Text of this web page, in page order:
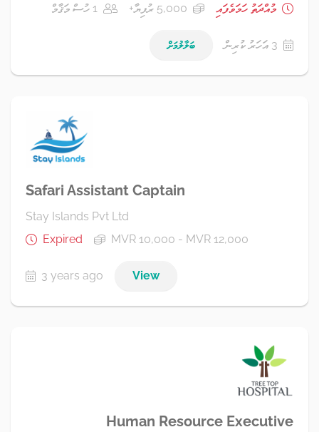
މުއްދަތު ހަމަވެފައި
5,000 ރުފިޔާ+ 1 ހުސް މަޤާމް
3 އަހަރު ކުރިން ބަލާލުމަށް
Safari Assistant Captain
Stay Islands Pvt Ltd
Expired
MVR 10,000 - MVR 12,000
3 years ago View
Human Resource Executive